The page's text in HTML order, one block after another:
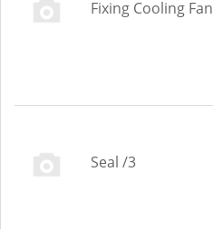
Fixing Cooling Fan
Seal /3